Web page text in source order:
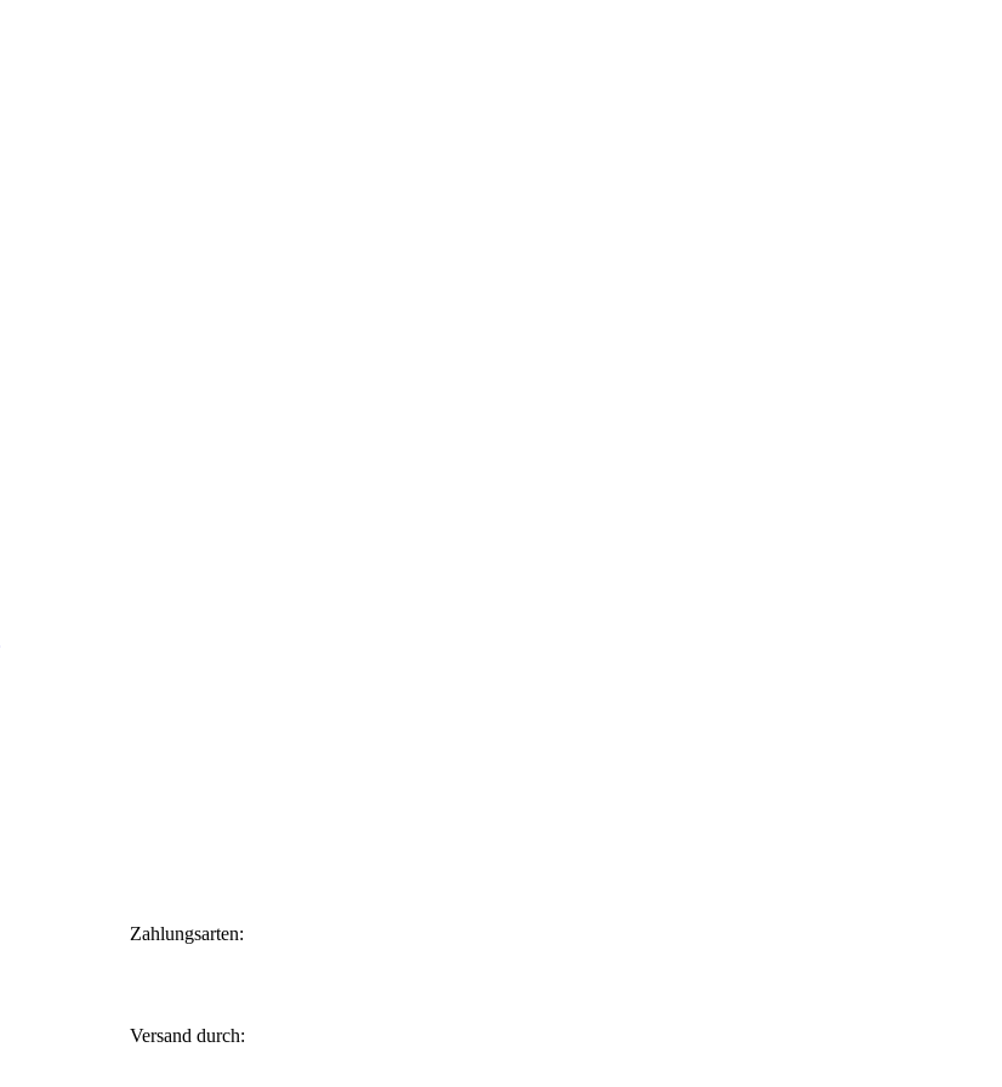
Zahlungsarten:
Versand durch: